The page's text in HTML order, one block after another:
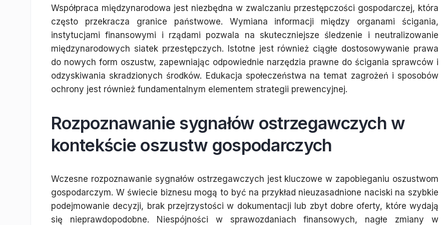
Współpraca międzynarodowa jest niezbędna w zwalczaniu przestępczości gospodarczej, która
często przekracza granice państwowe. Wymiana informacji między organami ścigania,
instytucjami finansowymi i rządami pozwala na skuteczniejsze śledzenie i neutralizowanie
międzynarodowych siatek przestępczych. Istotne jest również ciągłe dostosowywanie prawa
do nowych form oszustw, zapewniając odpowiednie narzędzia prawne do ścigania sprawców i
odzyskiwania skradzionych środków. Edukacja społeczeństwa na temat zagrożeń i sposobów
ochrony jest również fundamentalnym elementem strategii prewencyjnej.
Rozpoznawanie sygnałów ostrzegawczych w
kontekście oszustw gospodarczych
Wczesne rozpoznawanie sygnałów ostrzegawczych jest kluczowe w zapobieganiu oszustwom
gospodarczym. W świecie biznesu mogą to być na przykład nieuzasadnione naciski na szybkie
podejmowanie decyzji, brak przejrzystości w dokumentacji lub zbyt dobre oferty, które wydają
się nieprawdopodobne. Niespójności w sprawozdaniach finansowych, nagłe zmiany w